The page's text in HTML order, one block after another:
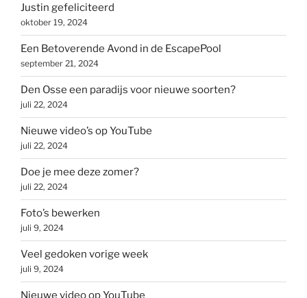
Justin gefeliciteerd
oktober 19, 2024
Een Betoverende Avond in de EscapePool
september 21, 2024
Den Osse een paradijs voor nieuwe soorten?
juli 22, 2024
Nieuwe video’s op YouTube
juli 22, 2024
Doe je mee deze zomer?
juli 22, 2024
Foto’s bewerken
juli 9, 2024
Veel gedoken vorige week
juli 9, 2024
Nieuwe video op YouTube